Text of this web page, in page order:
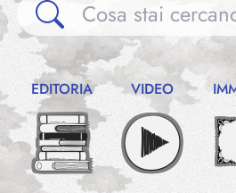
Gallerie
Notizie
EDITORIA VIDEO